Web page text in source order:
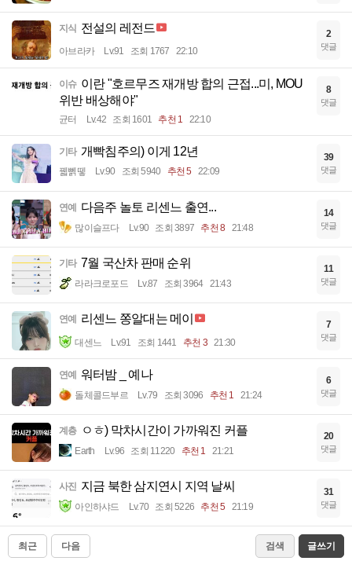
지식 전설의 레전드
아브라카 Lv.91 조회 1767 22:10
2
댓글
이슈 이란 "호르무즈 재개방 합의 근접...미, MOU
위반 배상해야"
균터 Lv.42 조회 1601 추천 1 22:10
8
댓글
기타 개빡침주의) 이게 12년
꿻뻵뗗 Lv.90 조회 5940 추천 5 22:09
39
댓글
연예 다음주 놀토 리센느 출연...
많이슬프다 Lv.90 조회 3897 추천 8 21:48
14
댓글
기타 7월 국산차 판매 순위
라라크로포드 Lv.87 조회 3964 21:43
11
댓글
연예 리센느 쫑알대는 메이
대센느 Lv.91 조회 1441 추천 3 21:30
7
댓글
연예 워터밤 _ 예나
돌체콜드부르 Lv.79 조회 3096 추천 1 21:24
6
댓글
계층 ㅇㅎ) 막차시간이 가까워진 커플
Earth Lv.96 조회 11220 추천 1 21:21
20
댓글
사진 지금 북한 삼지연시 지역 날씨
아인하샤드 Lv.70 조회 5226 추천 5 21:19
31
댓글
최근 다음 검색 글쓰기